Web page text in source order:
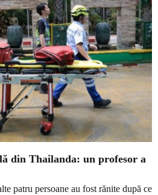
din Thailanda: un profesor a
patru persoane au fost rănite după ce